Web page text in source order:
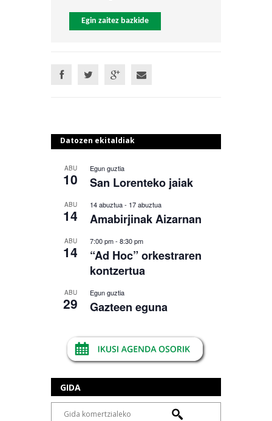
Egin zaitez bazkide
Datozen ekitaldiak
ABU
10
Egun guztia
San Lorenteko jaiak
ABU
14
14 abuztua- 17 abuztua
Amabirjinak Aizarnan
ABU
14
7:00 pm- 8:30 pm
“Ad Hoc” orkestraren
kontzertua
ABU
29
Egun guztia
Gazteen eguna
GIDA